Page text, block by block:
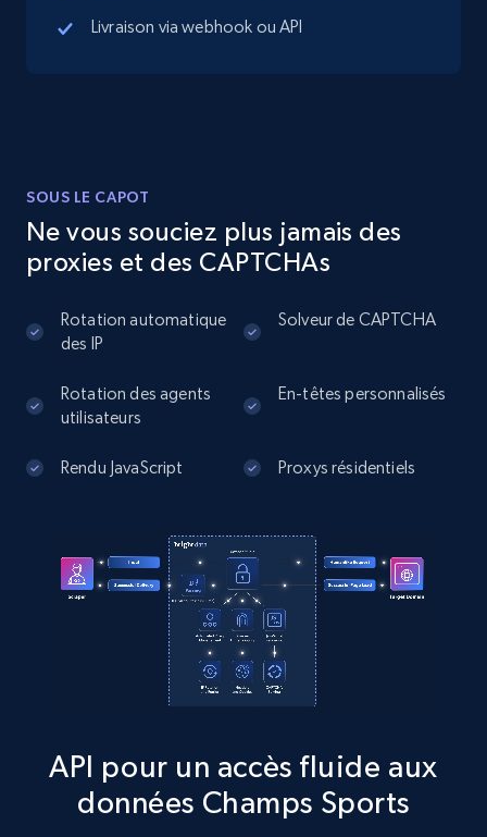
comments, Date posted, Likes, Photos, and
more.
13.2K+ 1.6K+ Essai gratuit
Instagram - Posts - Collects posts from a
13.2K+ 1.6K+ Essai gratuit
Zillow properties listing information
IsListingClaimedByCurrentSignedInUser,
IsCurrentSignedInAgentResponsible, Bedrooms,
and more.
Livraison via webhook ou API
SOUS LE CAPOT
Ne vous souciez plus jamais des
proxies et des CAPTCHAs
Rotation automatique
des IP
Solveur de CAPTCHA
Rotation des agents
utilisateurs
En-têtes personnalisés
Rendu JavaScript Proxys résidentiels
API pour un accès fluide aux
données Champs Sports